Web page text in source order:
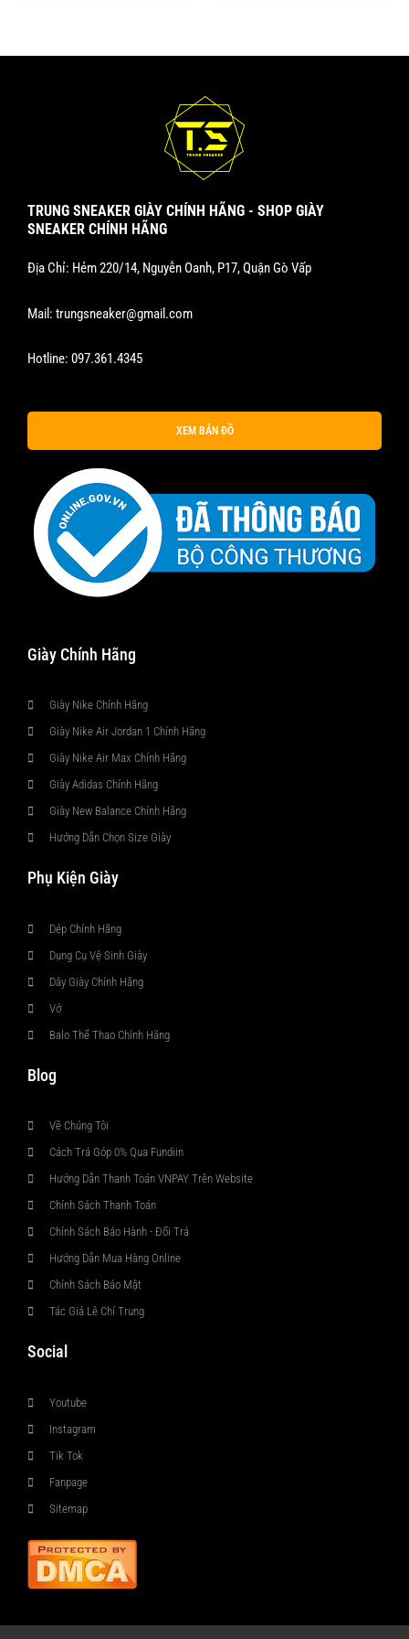
TRUNG SNEAKER GIÀY CHÍNH HÃNG - SHOP GIÀY
SNEAKER CHÍNH HÃNG
Địa Chỉ: Hẻm 220/14, Nguyễn Oanh, P17, Quận Gò Vấp
Mail: trungsneaker@gmail.com
Hotline: 097.361.4345
XEM BẢN ĐỒ
Giày Chính Hãng
Giày Nike Chính Hãng
Giày Nike Air Jordan 1 Chính Hãng
Giày Nike Air Max Chính Hãng
Giày Adidas Chính Hãng
Giày New Balance Chính Hãng
Hướng Dẫn Chọn Size Giày
Phụ Kiện Giày
Dép Chính Hãng
Dụng Cụ Vệ Sinh Giày
Dây Giày Chính Hãng
Vớ
Balo Thể Thao Chính Hãng
Blog
Về Chúng Tôi
Cách Trả Góp 0% Qua Fundiin
Hướng Dẫn Thanh Toán VNPAY Trên Website
Chính Sách Thanh Toán
Chính Sách Bảo Hành - Đổi Trả
Hướng Dẫn Mua Hàng Online
Chính Sách Bảo Mật
Tác Giả Lê Chí Trung
Social
Youtube
Instagram
Tik Tok
Fanpage
Sitemap